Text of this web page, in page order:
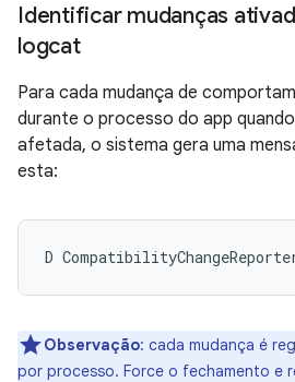
Identificar mudanças
logcat
Para cada mudança de
durante o processo do app
afetada, o sistema gera uma
esta:
Observação: cada mudança é
por processo. Force o fechamento e